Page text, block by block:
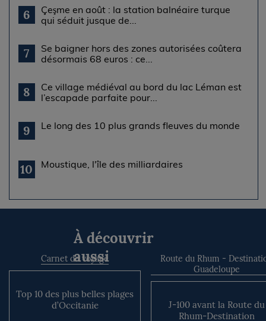
6
Çeşme en août : la station balnéaire turque
qui séduit jusque de...
7
Se baigner hors des zones autorisées coûtera
désormais 68 euros : ce...
8
Ce village médiéval au bord du lac Léman est
l’escapade parfaite pour...
9 Le long des 10 plus grands fleuves du monde
10 Moustique, l'île des milliardaires
À découvrir
aussi
Carnet de voyage
Top 10 des plus belles plages
d’Occitanie
Route du Rhum -
Guadeloupe
J-100 avant la Route du
Rhum-Destination